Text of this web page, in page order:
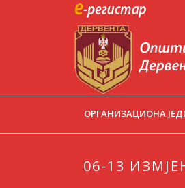
ОРГАНИЗАЦИОНА
06-13